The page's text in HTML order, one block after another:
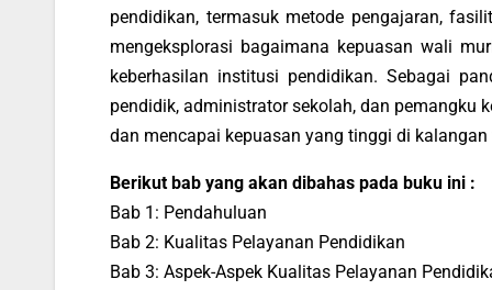
pendidikan, termasuk metode pengajaran,
mengeksplorasi bagaimana kepuasan wali
keberhasilan institusi pendidikan. Sebagai
pendidik, administrator sekolah, dan
dan mencapai kepuasan yang tinggi di
Berikut bab yang akan dibahas pada buku ini :
Bab 1: Pendahuluan
Bab 2: Kualitas Pelayanan Pendidikan
Bab 3: Aspek-Aspek Kualitas Pelayanan